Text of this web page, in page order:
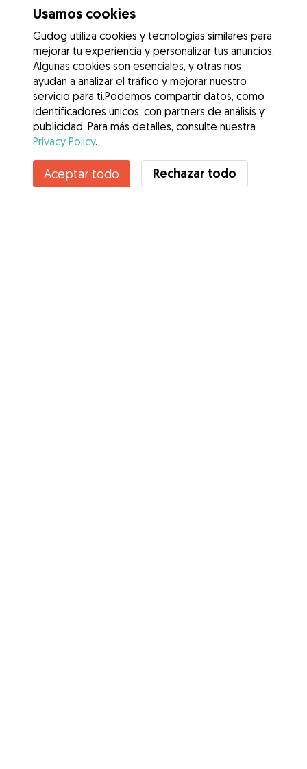
Usamos cookies
Gudog utiliza cookies y tecnologías similares para
mejorar tu experiencia y personalizar tus anuncios.
Algunas cookies son esenciales, y otras nos
ayudan a analizar el tráfico y mejorar nuestro
servicio para ti.Podemos compartir datos, como
identificadores únicos, con partners de análisis y
publicidad. Para más detalles, consulte nuestra
Privacy Policy.
Aceptar todo Rechazar todo